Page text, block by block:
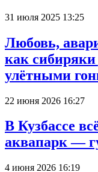
31 июля 2025 13:25
Любовь,
как сибиряки
улётными
22 июня 2026 16:27
В Кузбассе
аквапарк —
4 июня 2026 16:19